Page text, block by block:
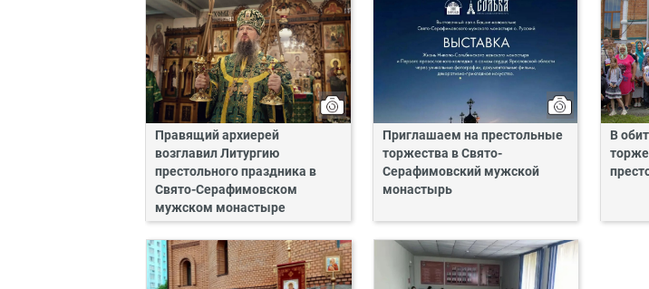
Правящий архиерей
возглавил Литургию
престольного праздника в
Свято-Серафимовском
мужском монастыре
Приглашаем на престольные
торжества в Свято-
Серафимовский мужской
монастырь
В